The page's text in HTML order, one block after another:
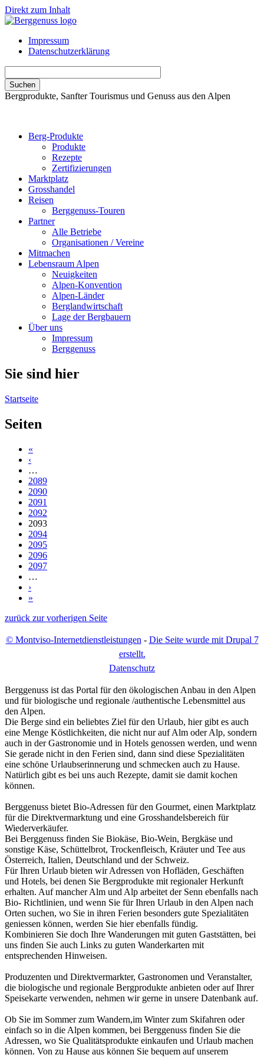
Direkt zum Inhalt
Impressum
Datenschutzerklärung
Bergprodukte, Sanfter Tourismus und Genuss aus den Alpen
Berg-Produkte
Produkte
Rezepte
Zertifizierungen
Marktplatz
Grosshandel
Reisen
Berggenuss-Touren
Partner
Alle Betriebe
Organisationen / Vereine
Mitmachen
Lebensraum Alpen
Neuigkeiten
Alpen-Konvention
Alpen-Länder
Berglandwirtschaft
Lage der Bergbauern
Über uns
Impressum
Berggenuss
Sie sind hier
Startseite
Seiten
«
‹
…
2089
2090
2091
2092
2093
2094
2095
2096
2097
…
›
»
zurück zur vorherigen Seite
© Montviso-Internetdienstleistungen - Die Seite wurde mit Drupal 7
erstellt.
Datenschutz
Berggenuss ist das Portal für den ökologischen Anbau in den Alpen
und für biologische und regionale /authentische Lebensmittel aus
den Alpen.
Die Berge sind ein beliebtes Ziel für den Urlaub, hier gibt es auch
eine Menge Köstlichkeiten, die nicht nur auf Alm oder Alp, sondern
auch in der Gastronomie und in Hotels genossen werden, und wenn
Sie gerade nicht in den Ferien sind, dann sind diese Spezialitäten
eine schöne Urlaubserinnerung und schmecken auch zu Hause.
Natürlich gibt es bei uns auch Rezepte, damit sie damit kochen
können.
Berggenuss bietet Bio-Adressen für den Gourmet, einen Marktplatz
für die Direktvermarktung und eine Grosshandelsbereich für
Wiederverkäufer.
Bei Berggenuss finden Sie Biokäse, Bio-Wein, Bergkäse und
sonstige Käse, Schüttelbrot, Trockenfleisch, Kräuter und Tee aus
Österreich, Italien, Deutschland und der Schweiz.
Für Ihren Urlaub bieten wir Adressen von Hofläden, Geschäften
und Hotels, bei denen Sie Bergprodukte mit regionaler Herkunft
erhalten. Auf mancher Alm und Alp arbeitet der Senn ebenfalls nach
Bio- Richtlinien, und wenn Sie für Ihren Urlaub in den Alpen nach
Orten suchen, wo Sie in ihren Ferien besonders gute Spezialitäten
geniessen können, werden Sie hier ebenfalls fündig.
Kombinieren Sie doch Ihre Wanderungen mit guten Gaststätten, bei
uns finden Sie auch Links zu guten Wanderkarten mit
entsprechenden Hinweisen.
Produzenten und Direktvermarkter, Gastronomen und Veranstalter,
die biologische und regionale Bergprodukte anbieten oder auf Ihrer
Speisekarte verwenden, nehmen wir gerne in unsere Datenbank auf.
Ob Sie im Sommer zum Wandern,im Winter zum Skifahren oder
einfach so in die Alpen kommen, bei Berggenuss finden Sie die
Adressen, wo Sie Qualitätsprodukte einkaufen und Urlaub machen
können. Von zu Hause aus können Sie bequem auf unserem